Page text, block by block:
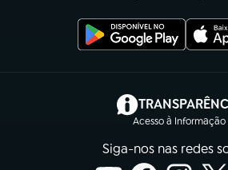
Acesso à Informação
(abre
Siga-nos nas redes